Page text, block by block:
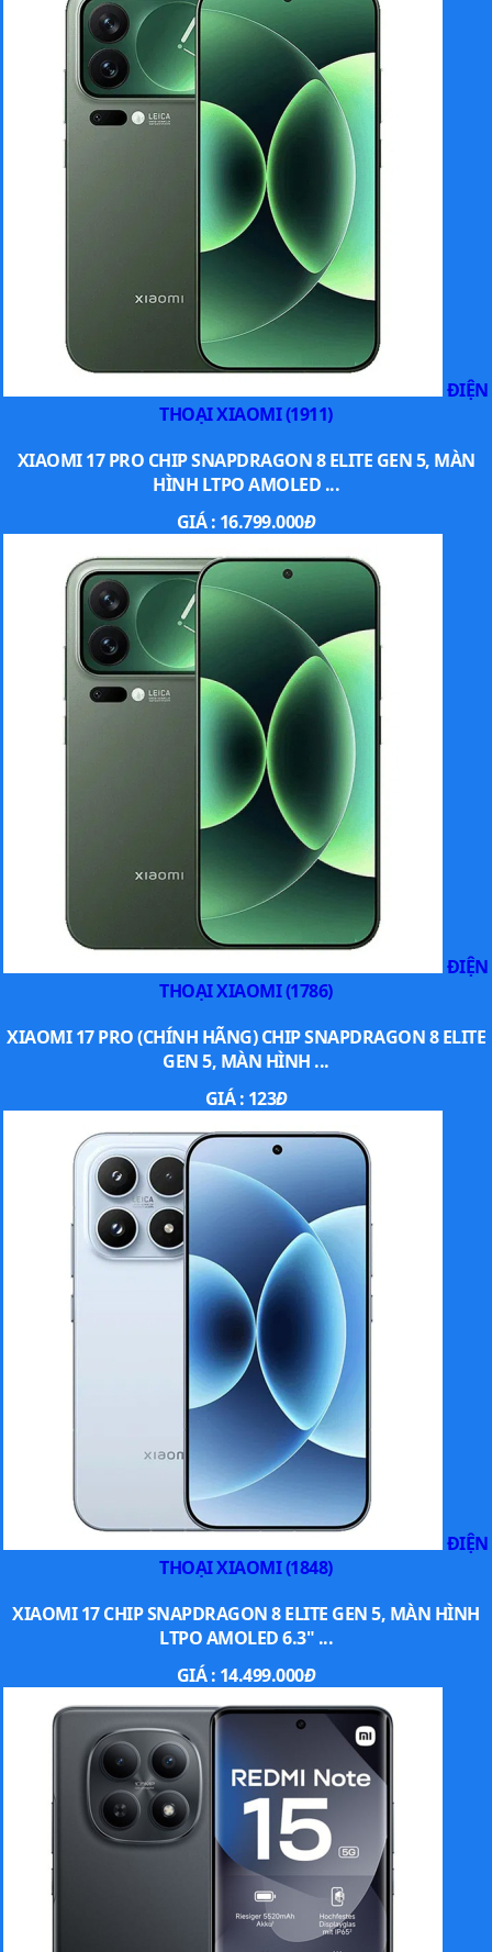
ĐIỆN
THOẠI XIAOMI (1911)
XIAOMI 17 PRO CHIP SNAPDRAGON 8 ELITE GEN 5, MÀN
HÌNH LTPO AMOLED ...
GIÁ : 16.799.000Đ
ĐIỆN
THOẠI XIAOMI (1786)
XIAOMI 17 PRO (CHÍNH HÃNG) CHIP SNAPDRAGON 8 ELITE
GEN 5, MÀN HÌNH ...
GIÁ : 123Đ
ĐIỆN
THOẠI XIAOMI (1848)
XIAOMI 17 CHIP SNAPDRAGON 8 ELITE GEN 5, MÀN HÌNH
LTPO AMOLED 6.3" ...
GIÁ : 14.499.000Đ